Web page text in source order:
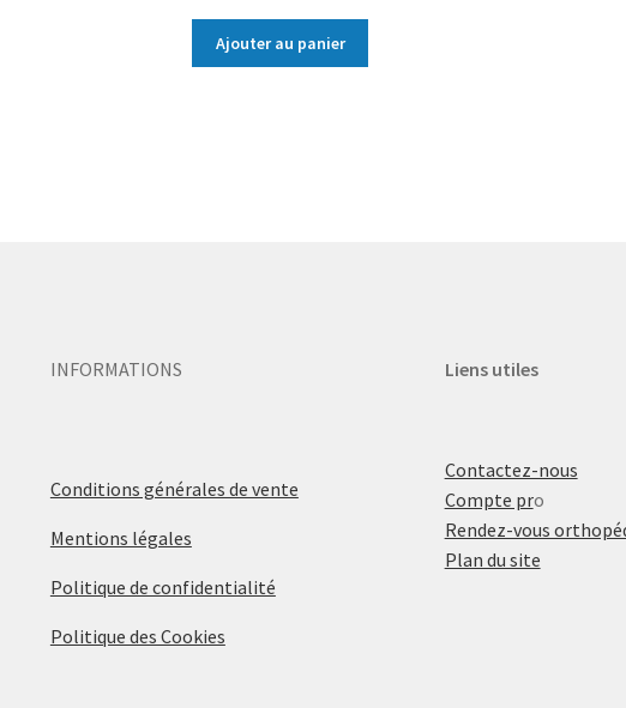
Ajouter au panier
INFORMATIONS
Conditions générales de vente
Mentions légales
Politique de confidentialité
Politique des Cookies
Liens utiles
Contactez-nous
Compte pro
Rendez-vous
Plan du site